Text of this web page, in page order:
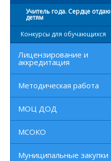
Учитель года. Сердце отдаю
детям
Конкурсы для обучающихся
Лицензирование и
аккредитация
Методическая работа
МОЦ ДОД
МСОКО
Муниципальные закупки